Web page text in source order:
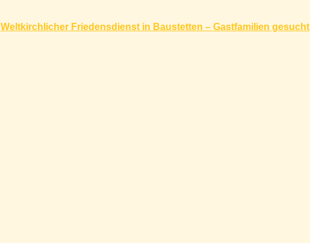
Weltkirchlicher Friedensdienst in Baustetten – Gastfamilien gesucht